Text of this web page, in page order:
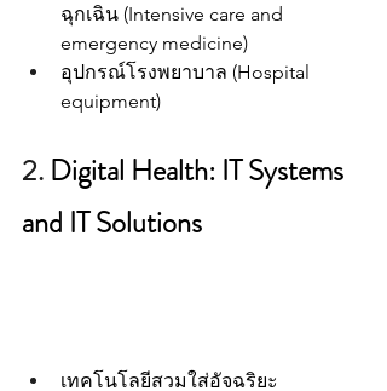
ฉุกเฉิน (Intensive care and
emergency medicine)
อุปกรณ์โรงพยาบาล (Hospital
equipment)
2. Digital Health: IT Systems
and IT Solutions
เทคโนโลยีสวมใส่อัจฉริยะ